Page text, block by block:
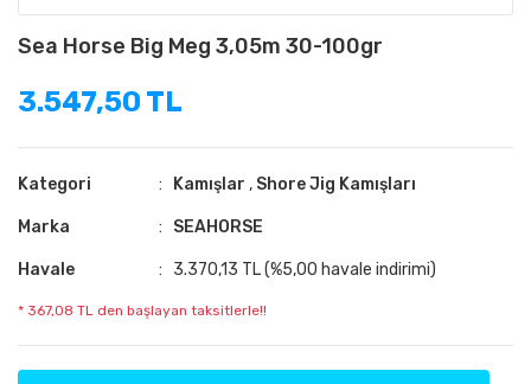
Sea Horse Big Meg 3,05m 30-100gr
3.547,50 TL
Kategori Kamışlar , Shore Jig Kamışları
Marka SEAHORSE
Havale 3.370,13 TL (%5,00 havale indirimi)
* 367,08 TL den başlayan taksitlerle!!